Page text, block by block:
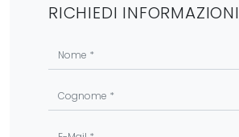
RICHIEDI INFORMAZIONI